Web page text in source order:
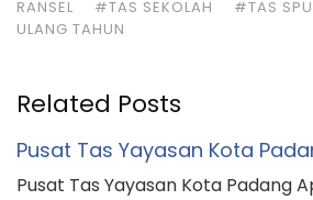
RANSEL
#TAS SEKOLAH #TAS
ULANG TAHUN
Related Posts
Pusat Tas Yayasan Kota
Pusat Tas Yayasan Kota Padang